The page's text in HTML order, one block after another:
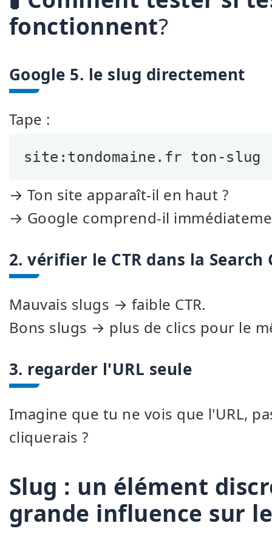
fonctionnent?
Google 5. le slug directement
Tape :
site:tondomaine.fr ton-slug
→ Ton site apparaît-il en haut ?
→ Google comprend-il
2. vérifier le CTR dans la Search
Mauvais slugs → faible CTR.
Bons slugs → plus de clics pour le
3. regarder l'URL seule
Imagine que tu ne vois que l'URL,
cliquerais ?
Slug : un élément
grande influence sur le